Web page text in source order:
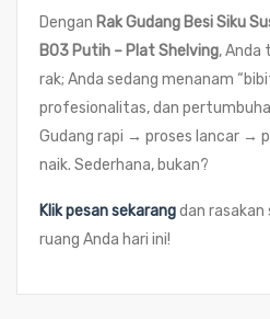
Dengan Rak Gudang Besi Siku
B03 Putih – Plat Shelving, Anda
rak; Anda sedang menanam
profesionalitas, dan
Gudang rapi → proses lancar →
naik. Sederhana, bukan?
Klik pesan sekarangdan
ruang Anda hari ini!